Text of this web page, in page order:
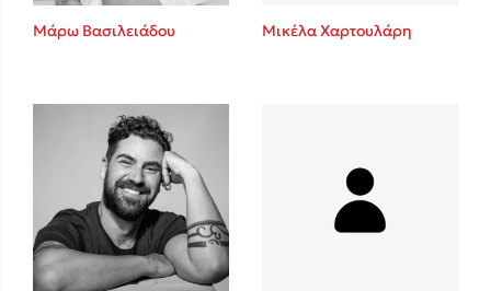
Η μέθοδος Αφήστε τους
Δημοφιλείς Συγγραφείς
Φυστίκι ΠουΚυλάει
Παύλος Καστανάς
Μάρω Βασιλειάδου Μικέλα Χαρτουλάρη